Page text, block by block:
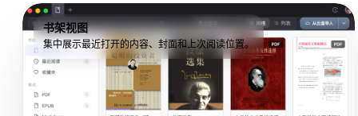
书架视图
集中展示最近打开的内容、封面和上次阅读位置。